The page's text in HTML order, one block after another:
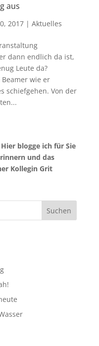
aus
2017| Aktuelles
dann endlich da ist,
Leute da?
Beamer wie er
schiefgehen. Von der
blogge ich für Sie
und das
Kollegin Grit